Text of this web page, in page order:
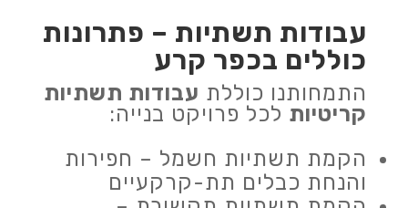
עבודות תשתיות – פתרונות
כוללים בכפר קרע
התמחותנו כוללת עבודות תשתיות
קריטיות לכל פרויקט בנייה:
הקמת תשתיות חשמל – חפירות
והנחת כבלים תת-קרקעיים